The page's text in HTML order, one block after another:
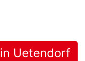
Uetendorf